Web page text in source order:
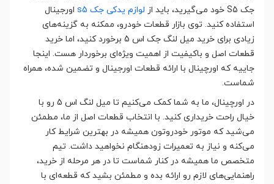
جک S5 خود می‌گیرید، باید از
لوازم یدکی جک s5
اورجینال
استفاده کنید. توی بازار قطعات خودرو، ممکنه به گزینه‌های
زیادی برای خرید میل لنگ جک اس 5 برخورد کنید، اما خرید
قطعات اصل و باکیفیت از اهمیت ویژه‌ای برخوردار هست. اینجا
جاییه که اورچینال با ارائه قطعات اورجینال و تضمین شده، همراه
شماست.
در اورچینال، ما به شما کمک می‌کنیم تا میل لنگ اس 5 رو با
خیال راحت خریداری کنید. با انتخاب قطعات اصل از ما، مطمئن
می‌شید که موتور خودروتون همیشه در بهترین شرایط کار
می‌کنه و نیاز به تعمیرات زودهنگام نخواهید داشت. تیم
متخصص ما همیشه در کنار شماست تا در هر مرحله از خرید،
راهنمایی‌های لازم رو ارائه بده و مطمئن بشید که قطعه‌ای با